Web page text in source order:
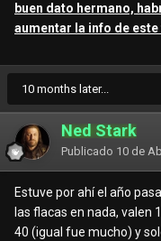
4.
2. Edad: 23 segun ella
3. Talla: 1.60
4. Color de Piel:
5. Contextura /
cinturita de avispa /
buen dato hermano,
aumentar la info de este
10 months later...
Ned Stark
Publicado 10 de
Estuve por ahí el año
las flacas en nada, valen
40 (igual fue mucho) y